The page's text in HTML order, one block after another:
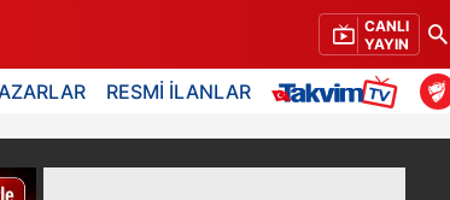
CANLI
YAYIN
RESMİ İLANLAR